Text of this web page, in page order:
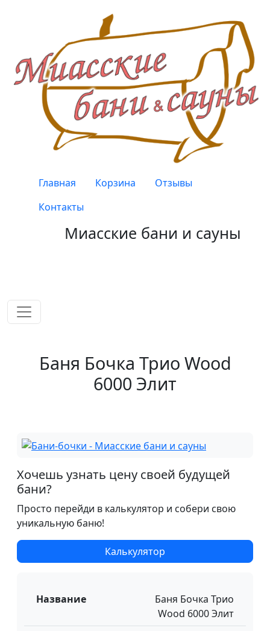
Верхнее меню
Главная Корзина
Отзывы
Контакты
Миасские бани и сауны
Баня Бочка Трио Wood
6000 Элит
Хочешь узнать цену своей будущей
бани?
Просто перейди в калькулятор и собери свою
уникальную баню!
Калькулятор
Название
Баня Бочка Трио
Wood 6000 Элит